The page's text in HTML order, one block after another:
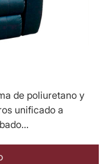
de poliuretano y
unificado a